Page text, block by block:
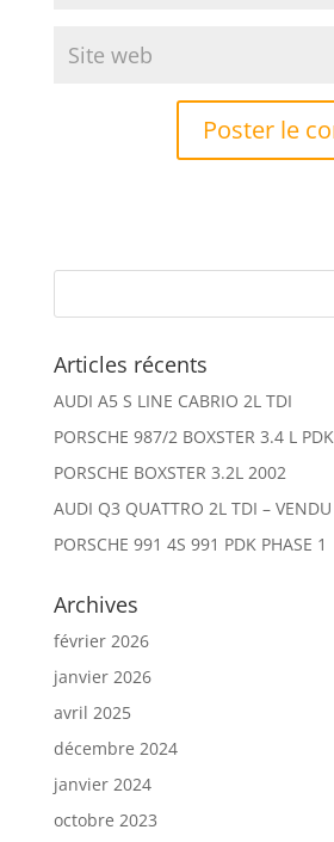
Articles récents
AUDI A5 S LINE CABRIO 2L TDI
PORSCHE 987/2 BOXSTER 3.4 L PDK
PORSCHE BOXSTER 3.2L 2002
AUDI Q3 QUATTRO 2L TDI – VENDU
PORSCHE 991 4S 991 PDK PHASE 1
Archives
février 2026
janvier 2026
avril 2025
décembre 2024
janvier 2024
octobre 2023